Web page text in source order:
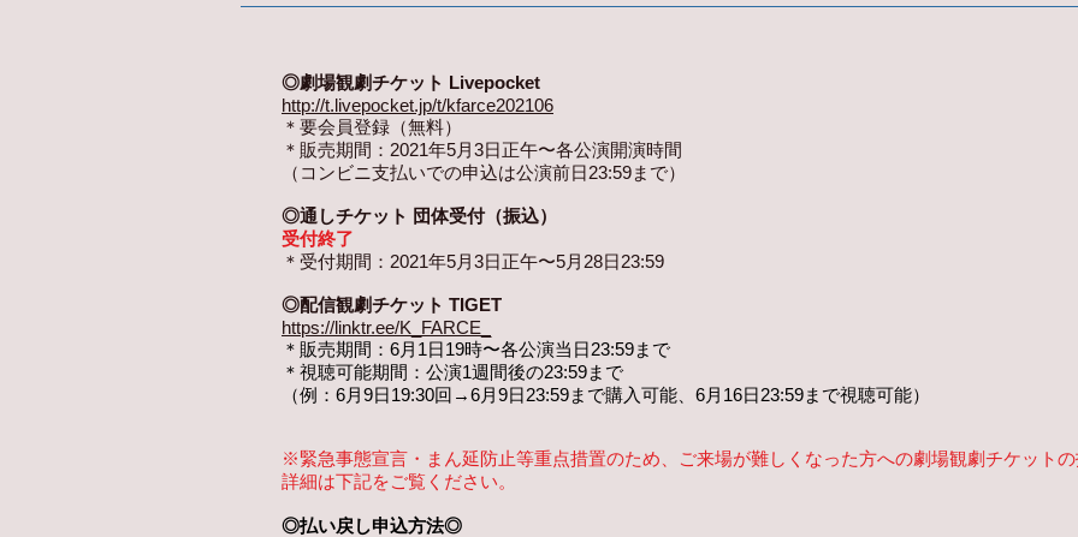
◎劇場観劇チケット Livepocket
http://t.livepocket.jp/t/kfarce202106
＊要会員登録（無料）
＊販売期間：2021年5月3日正午〜各公演開演時間
（コンビニ支払いでの申込は公演前日23:59まで）
◎通しチケット 団体受付（振込）
受付終了
＊受付期間：2021年5月3日正午〜5月28日23:59
◎配信観劇チケット TIGET
https://linktr.ee/K_FARCE_
＊販売期間：6月1日19時〜各公演当日23:59まで
＊視聴可能期間：公演1週間後の23:59まで
（例：6月9日19:30回→6月9日23:59まで購入可能、6月16日23:59まで視聴可能）
※緊急事態宣言・まん延防止等重点措置のため、ご来場が難しくなった方への劇場観劇チケット
詳細は下記をご覧ください。
◎払い戻し申込方法◎